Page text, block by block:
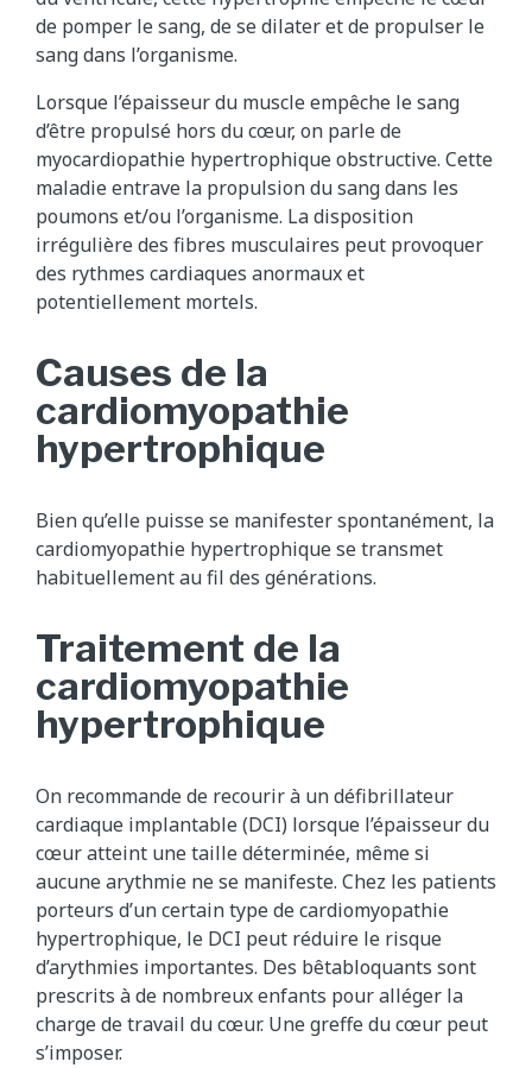
de pomper le sang, de se dilater et de propulser le
sang dans l’organisme.
Lorsque l’épaisseur du muscle empêche le sang
d’être propulsé hors du cœur, on parle de
myocardiopathie hypertrophique obstructive. Cette
maladie entrave la propulsion du sang dans les
poumons et/ou l’organisme. La disposition
irrégulière des fibres musculaires peut provoquer
des rythmes cardiaques anormaux et
potentiellement mortels.
Causes de la
cardiomyopathie
hypertrophique
Bien qu’elle puisse se manifester spontanément, la
cardiomyopathie hypertrophique se transmet
habituellement au fil des générations.
Traitement de la
cardiomyopathie
hypertrophique
On recommande de recourir à un défibrillateur
cardiaque implantable (DCI) lorsque l’épaisseur du
cœur atteint une taille déterminée, même si
aucune arythmie ne se manifeste. Chez les patients
porteurs d’un certain type de cardiomyopathie
hypertrophique, le DCI peut réduire le risque
d’arythmies importantes. Des bêtabloquants sont
prescrits à de nombreux enfants pour alléger la
charge de travail du cœur. Une greffe du cœur peut
s’imposer.